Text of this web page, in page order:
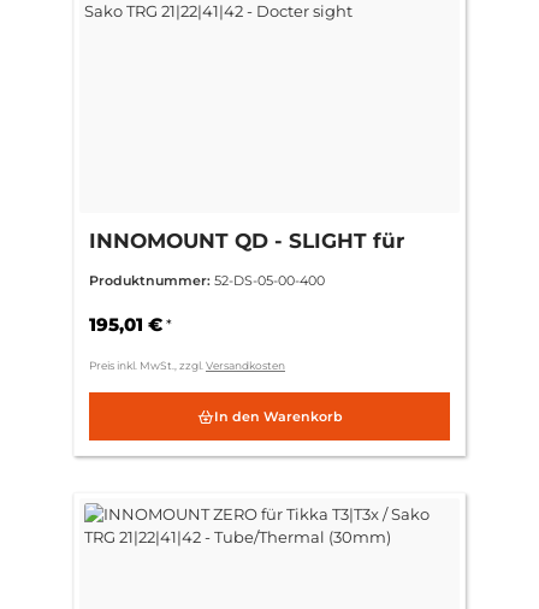
INNOMOUNT QD - SLIGHT für
21|22|41|42 - Docter sight
Produktnummer: 52-DS-05-00-400
195,01 € *
Preis inkl. MwSt., zzgl.Versandkosten
In den Warenkorb